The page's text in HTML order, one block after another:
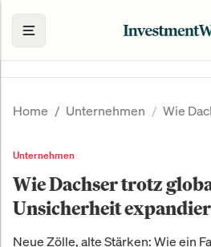
Home Unternehmen Wie
Unternehmen
Wie Dachser trotz
Unsicherheit
Neue Zölle, alte Stärken: Wie ein